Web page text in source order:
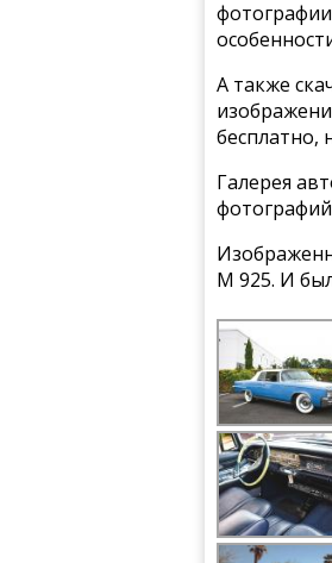
А также
бесплатно,
Галерея
M 925. И